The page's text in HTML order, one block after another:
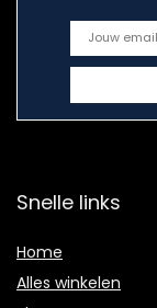
Snelle links
Home
Alles winkelen